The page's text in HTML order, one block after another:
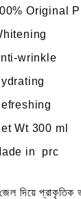
Original
wrinkle
Wt 300 ml
in prc
দিয়ে